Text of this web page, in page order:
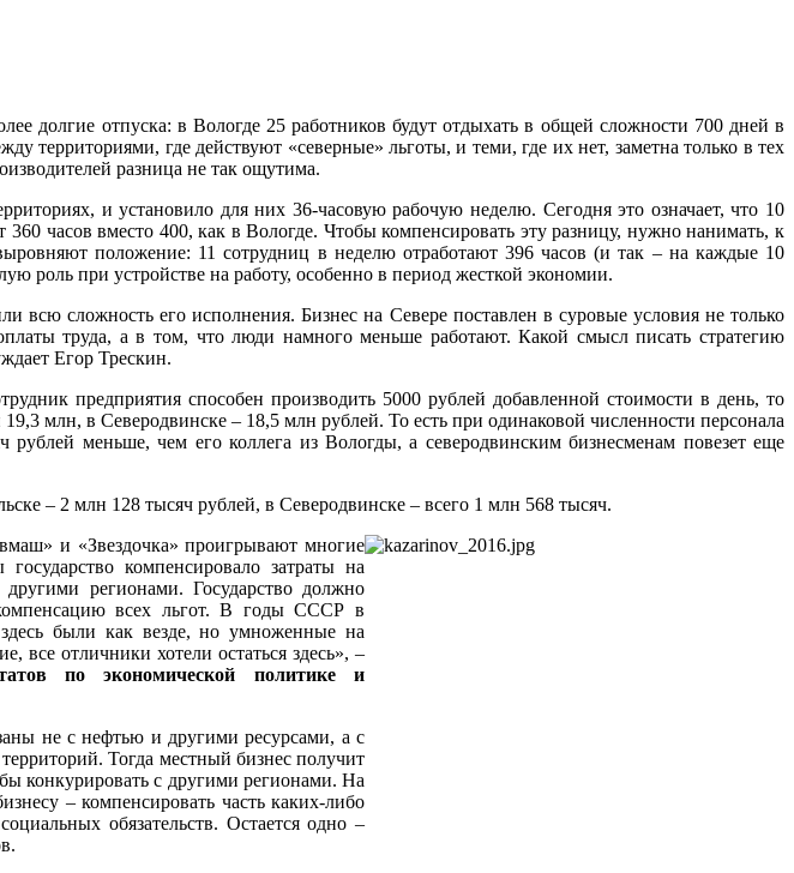
долгие отпуска: в Вологде 25 работников будут отдыхать в общей сложности 700 дней в
территориями, где действуют «северные» льготы, и теми, где их нет, заметна только в тех
разница не так ощутима.
и установило для них 36-часовую рабочую неделю. Сегодня это означает, что 10
часов вместо 400, как в Вологде. Чтобы компенсировать эту разницу, нужно нанимать, к
положение: 11 сотрудниц в неделю отработают 396 часов (и так – на каждые 10
роль при устройстве на работу, особенно в период жесткой экономии.
сложность его исполнения. Бизнес на Севере поставлен в суровые условия не только
труда, а в том, что люди намного меньше работают. Какой смысл писать стратегию
Егор Трескин.
предприятия способен производить 5000 рублей добавленной стоимости в день, то
млн, в Северодвинске – 18,5 млн рублей. То есть при одинаковой численности персонала
меньше, чем его коллега из Вологды, а северодвинским бизнесменам повезет еще
– 2 млн 128 тысяч рублей, в Северодвинске – всего 1 млн 568 тысяч.
и «Звездочка» проигрывают многие
компенсировало затраты на
регионами. Государство должно
всех льгот. В годы СССР в
были как везде, но умноженные на
все отличники хотели остаться здесь», –
по экономической политике и
не с нефтью и другими ресурсами, а с
Тогда местный бизнес получит
конкурировать с другими регионами. На
– компенсировать часть каких-либо
обязательств. Остается одно –